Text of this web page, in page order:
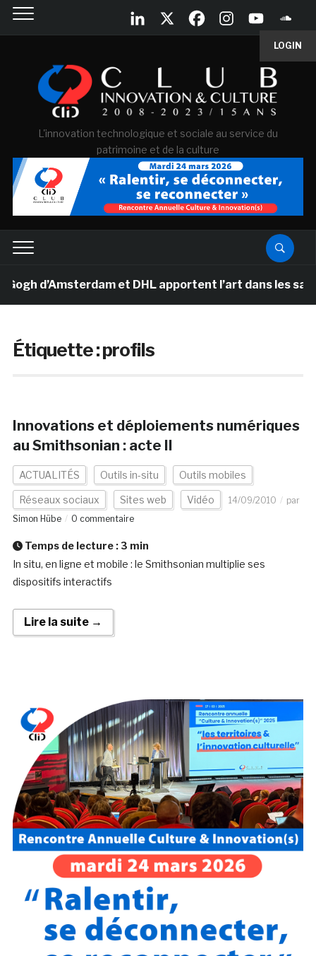
LOGIN
L'innovation technologique et sociale au service du
patrimoine et de la culture
d’Amsterdam et DHL apportent l’art dans les salles
Étiquette :profils
Innovations et déploiements numériques
au Smithsonian : acte II
ACTUALITÉS Outils in-situ Outils mobiles
Réseaux sociaux Sites web Vidéo 14/09/2010
par
Simon Hübe
0 commentaire
Temps de lecture : 3 min
In situ, en ligne et mobile : le Smithsonian multiplie ses
dispositifs interactifs
Lire la suite →